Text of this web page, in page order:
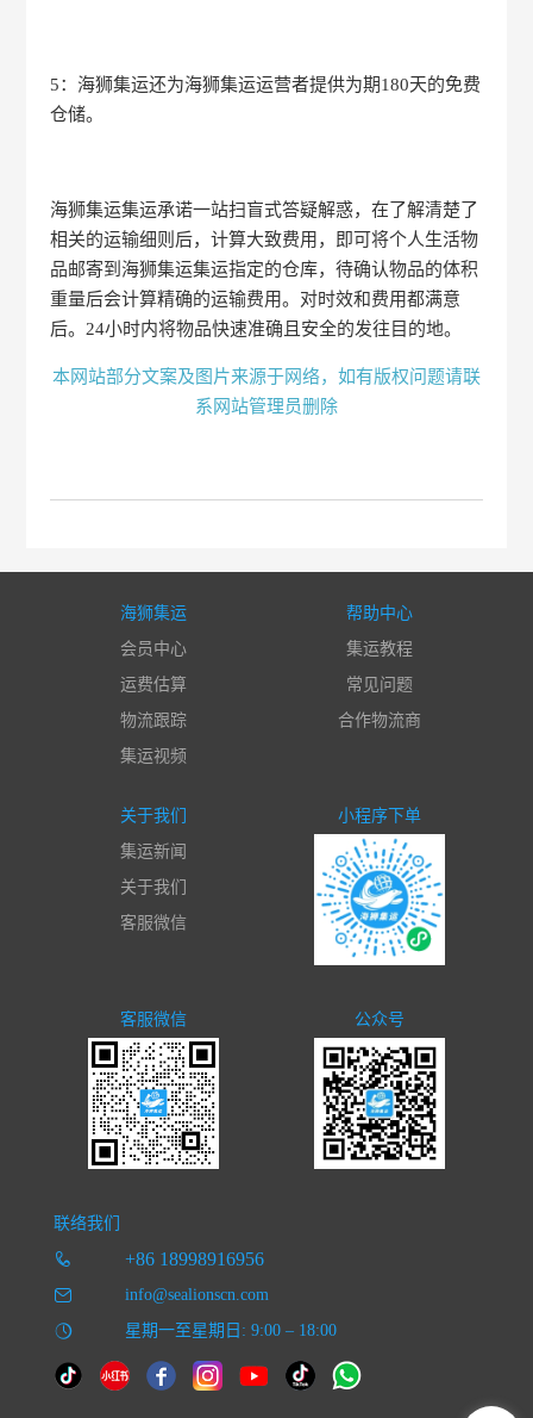
5：海狮集运还为海狮集运运营者提供为期180天的免费
仓储。
海狮集运集运承诺一站扫盲式答疑解惑，在了解清楚了
相关的运输细则后，计算大致费用，即可将个人生活物
品邮寄到海狮集运集运指定的仓库，待确认物品的体积
重量后会计算精确的运输费用。对时效和费用都满意
后。24小时内将物品快速准确且安全的发往目的地。
本网站部分文案及图片来源于网络，如有版权问题请联
系网站管理员删除
海狮集运
会员中心
运费估算
物流跟踪
集运视频
帮助中心
集运教程
常见问题
合作物流商
关于我们
集运新闻
关于我们
客服微信
小程序下单
客服微信 公众号
联络我们
+86 18998916956
info@sealionscn.com
星期一至星期日: 9:00 – 18:00